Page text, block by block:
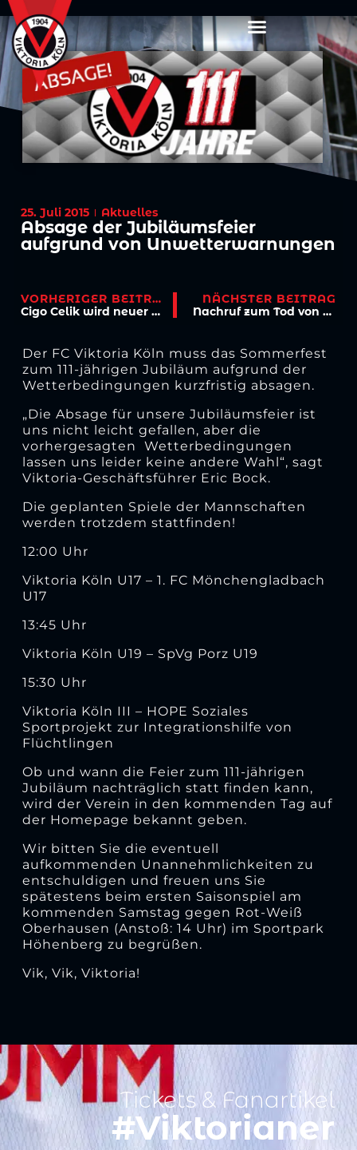
25. Juli 2015 Aktuelles
Absage der Jubiläumsfeier
aufgrund von Unwetterwarnungen
VORHERIGER BEITRAG
Cigo Celik wird neuer Sponsor des FC Viktoria Köln
NÄCHSTER BEITRAG
Nachruf zum Tod von Werner Meyer
Der FC Viktoria Köln muss das Sommerfest
zum 111-jährigen Jubiläum aufgrund der
Wetterbedingungen kurzfristig absagen.
„Die Absage für unsere Jubiläumsfeier ist
uns nicht leicht gefallen, aber die
vorhergesagten Wetterbedingungen
lassen uns leider keine andere Wahl“, sagt
Viktoria-Geschäftsführer Eric Bock.
Die geplanten Spiele der Mannschaften
werden trotzdem stattfinden!
12:00 Uhr
Viktoria Köln U17 – 1. FC Mönchengladbach
U17
13:45 Uhr
Viktoria Köln U19 – SpVg Porz U19
15:30 Uhr
Viktoria Köln III – HOPE Soziales
Sportprojekt zur Integrationshilfe von
Flüchtlingen
Ob und wann die Feier zum 111-jährigen
Jubiläum nachträglich statt finden kann,
wird der Verein in den kommenden Tag auf
der Homepage bekannt geben.
Wir bitten Sie die eventuell
aufkommenden Unannehmlichkeiten zu
entschuldigen und freuen uns Sie
spätestens beim ersten Saisonspiel am
kommenden Samstag gegen Rot-Weiß
Oberhausen (Anstoß: 14 Uhr) im Sportpark
Höhenberg zu begrüßen.
Vik, Vik, Viktoria!
Tickets & Fanartikel
#Viktorianer